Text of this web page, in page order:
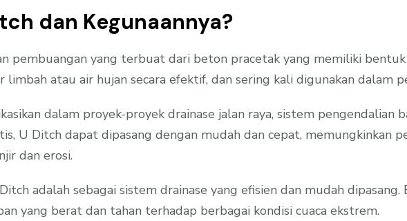
dan Kegunaannya?
pembuangan yang terbuat dari beton pracetak yang memiliki bentuk
limbah atau air hujan secara efektif, dan sering kali digunakan dalam
dalam proyek-proyek drainase jalan raya, sistem pengendalian
U Ditch dapat dipasang dengan mudah dan cepat, memungkinkan
dan erosi.
adalah sebagai sistem drainase yang efisien dan mudah
yang berat dan tahan terhadap berbagai kondisi cuaca ekstrem.